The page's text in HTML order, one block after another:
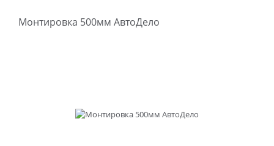
Монтировка 500мм АвтоДело